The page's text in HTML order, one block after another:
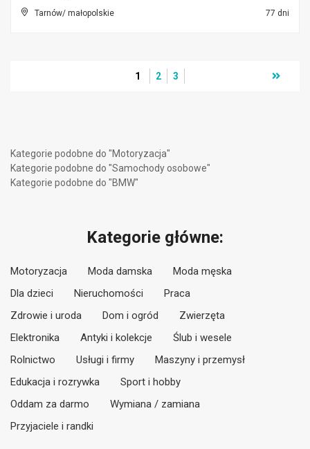
Tarnów/ małopolskie 77 dni
1 2 3
Kategorie podobne do "Motoryzacja"
Kategorie podobne do "Samochody osobowe"
Kategorie podobne do "BMW"
Kategorie główne:
Motoryzacja Moda damska
Moda męska
Dla dzieci
Nieruchomości
Praca
Zdrowie i uroda
Dom i ogród
Zwierzęta
Elektronika
Antyki i kolekcje
Ślub i wesele
Rolnictwo
Usługi i firmy
Maszyny i przemysł
Edukacja i rozrywka
Sport i hobby
Oddam za darmo
Wymiana / zamiana
Przyjaciele i randki